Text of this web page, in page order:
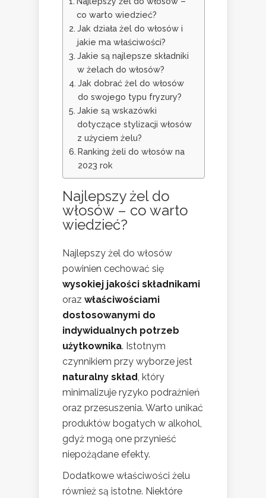
co warto wiedzieć?
Jak działa żel do włosów i
jakie ma właściwości?
Jakie są najlepsze składniki
w żelach do włosów?
Jak dobrać żel do włosów
do swojego typu fryzury?
Jakie są wskazówki
dotyczące stylizacji włosów
z użyciem żelu?
Ranking żeli do włosów na
2023 rok
Najlepszy żel do
włosów – co warto
wiedzieć?
Najlepszy żel do włosów
powinien cechować się
wysokiej jakości składnikami
oraz właściwościami
dostosowanymi do
indywidualnych potrzeb
użytkownika. Istotnym
czynnikiem przy wyborze jest
naturalny skład, który
minimalizuje ryzyko podrażnień
oraz przesuszenia. Warto unikać
produktów bogatych w alkohol,
gdyż mogą one przynieść
niepożądane efekty.
Dodatkowe właściwości żelu
również są istotne. Niektóre